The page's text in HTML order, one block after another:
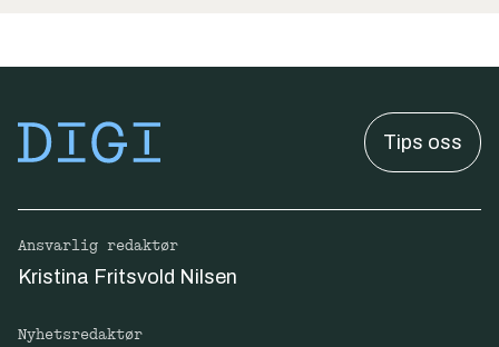
Tips oss
Ansvarlig redaktør
Kristina Fritsvold Nilsen
Nyhetsredaktør